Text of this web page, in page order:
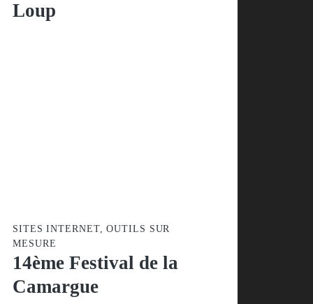
Loup
SITES INTERNET, OUTILS SUR
MESURE
14ème Festival de la
Camargue